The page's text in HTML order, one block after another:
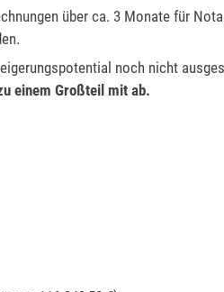
über ca. 3 Monate für
noch nicht
einem Großteil mit ab.